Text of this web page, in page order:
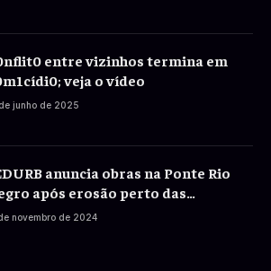
entre vizinhos termina em
veja o vídeo
junho de 2025
anuncia obras na Ponte Rio
após erosão perto das
novembro de 2024